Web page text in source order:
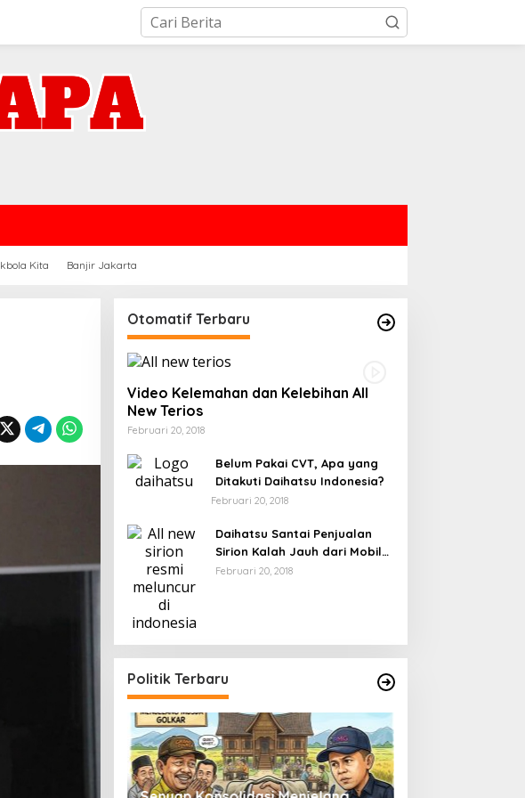
Kita Banjir Jakarta
Otomatif Terbaru
Video Kelemahan dan Kelebihan All
New Terios
Februari 20, 2018
Belum Pakai CVT, Apa yang
Ditakuti Daihatsu Indonesia?
Februari 20, 2018
Daihatsu Santai Penjualan
Sirion Kalah Jauh dari Mobil
LCGC
Februari 20, 2018
Politik Terbaru